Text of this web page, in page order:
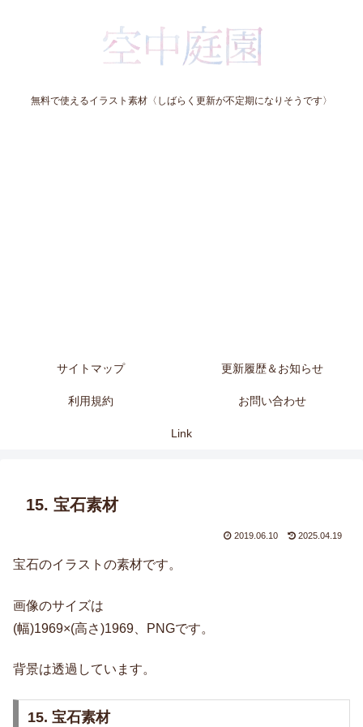
無料で使えるイラスト素材〈しばらく更新が不定期になりそうです〉
サイトマップ 更新履歴＆お知らせ
利用規約 お問い合わせ
Link
15. 宝石素材
2019.06.10 2025.04.19
宝石のイラストの素材です。
画像のサイズは
(幅)1969×(高さ)1969、PNGです。
背景は透過しています。
15. 宝石素材